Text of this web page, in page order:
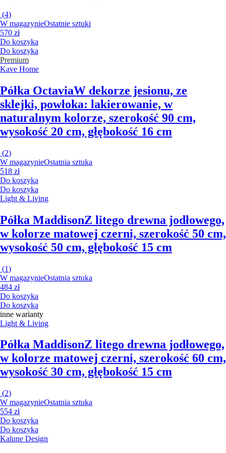
(4)
W magazynieOstatnie sztuki
570 zł
Do koszyka
Do koszyka
Premium
Kave Home
Półka OctaviaW dekorze jesionu, ze
sklejki, powłoka: lakierowanie, w
naturalnym kolorze, szerokość 90 cm,
wysokość 20 cm, głębokość 16 cm
(2)
W magazynieOstatnia sztuka
518 zł
Do koszyka
Do koszyka
Light & Living
Półka MaddisonZ litego drewna jodłowego,
w kolorze matowej czerni, szerokość 50 cm,
wysokość 50 cm, głębokość 15 cm
(1)
W magazynieOstatnia sztuka
484 zł
Do koszyka
Do koszyka
inne warianty
Light & Living
Półka MaddisonZ litego drewna jodłowego,
w kolorze matowej czerni, szerokość 60 cm,
wysokość 30 cm, głębokość 15 cm
(2)
W magazynieOstatnia sztuka
554 zł
Do koszyka
Do koszyka
Kalune Design